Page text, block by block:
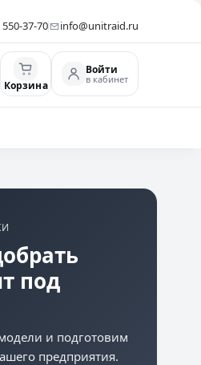
550-37-70 info@unitraid.ru
Корзина
Войти
в кабинет
под
и подготовим
предприятия.